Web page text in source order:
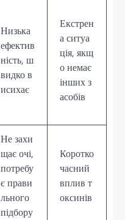
Низька
ефектив
ність, ш
видко в
исихає
Екстрен
а ситуа
ція, якщ
о немає
інших з
асобів
Не захи
щає очі,
потребу
є прави
льного
підбору
Коротко
часний
вплив т
оксинів